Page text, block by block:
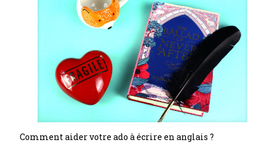
Comment aider votre ado à écrire en anglais ?